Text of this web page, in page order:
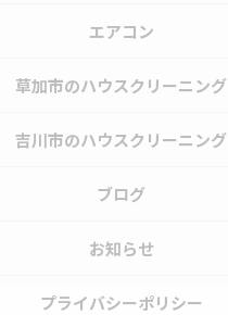
エアコン
草加市のハウスクリーニング
吉川市のハウスクリーニング
ブログ
お知らせ
プライバシーポリシー